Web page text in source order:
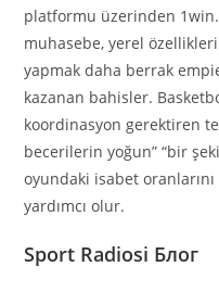
platformu üzerinden
muhasebe, yerel özellikleri
yapmak daha berrak
kazanan bahisler.
koordinasyon gerektiren
becerilerin yoğun” “bir
oyundaki isabet
yardımcı olur.
Sport Radiosi Блог